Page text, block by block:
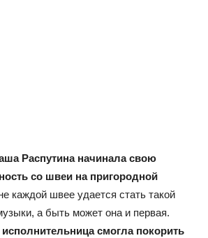
Распутина начинала свою
со швеи на пригородной
каждой швее удается стать такой
а быть может она и первая.
смогла покорить